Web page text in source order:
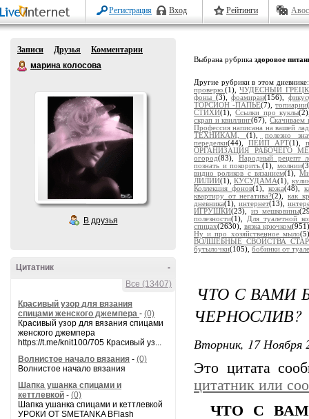
Регистрация Вход Рейтинги
Записи Друзья
Комментарии
марина колосова
В друзья
-
Цитатник
Все (13407)
Красивый узор для вязания
спицами женского джемпера - (0)
Красивый узор для вязания спицами
женского джемпера
https://t.me/knit100/705 Красивый уз...
Волнистое начало вязания - (0)
Волнистое начало вязания
Шапка ушанка спицами и
кеттлевкой - (0)
Шапка ушанка спицами и кеттлевкой
УРОКИ ОТ SMETANKA BFlash
Выбрана рубрика здоровое
Другие рубрики в этом
проверю. (1),ЧУДЕСНЫЙ
фоны (3),фоамиран(156),фикус
ТОРСИОН -ПАПЬЕ(7),топиарии
СТИХИ(1),Ссылки про куклы
скрап и квиллинг(67),Скачиваем
Профессия написана на вашей
ТЕХНИКАМ, (1), полезно
переделки(44), ПЕЙП АРТ(1),
ОРГАНИЗАЦИЯ РАБОЧЕГО
огород(83), Народный рецепт
познать и покорить.(1), молнии
видио роликов с вязанием(1),
ЛИЛИИ(1),КУСУДАМА(1),
Коллекция фонов(1), кожа(48),
квартиру от негатива?(2),как
дневника(1),интернет(13),
ИГРУШКИ(23), из мешковины
полезности(1), Для туалетной
спицах(2630), вязка крючком
Ну и про хозяйственное мыло
ВОЛШЕБНЫЕ СВОЙСТВА
бутылочки(105), бобинки от
ЧТО С ВАМИ
ЧЕРНОСЛИВ?
Вторник, 17 Ноября
Это цитата
цитатник или
ЧТО С